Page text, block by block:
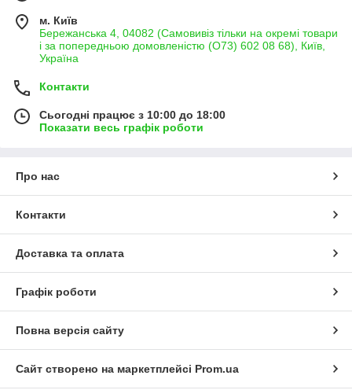
м. Київ
Бережанська 4, 04082 (Самовивіз тільки на окремі товари
і за попередньою домовленістю (О73) 602 08 68), Київ,
Україна
Контакти
Сьогодні працює з 10:00 до 18:00
Показати весь графік роботи
Про нас
Контакти
Доставка та оплата
Графік роботи
Повна версія сайту
Сайт створено на маркетплейсі Prom.ua